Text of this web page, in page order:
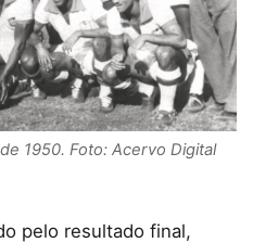
1950. Foto: Acervo Digital
pelo resultado final,